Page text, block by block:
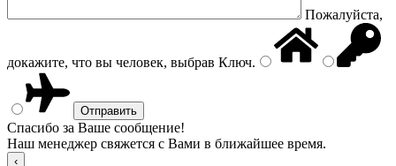
Пожалуйста,
докажите, что вы человек, выбрав Ключ.
Спасибо за Ваше сообщение!
Наш менеджер свяжется с Вами в ближайшее время.